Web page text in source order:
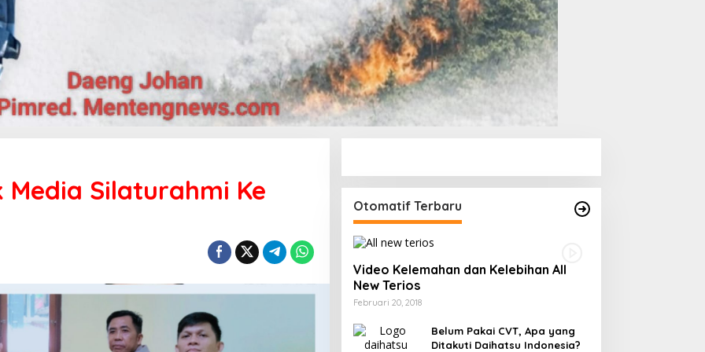
Silaturahmi Ke
Otomatif Terbaru
Video Kelemahan dan Kelebihan All
New Terios
Februari 20, 2018
Belum Pakai CVT, Apa yang
Ditakuti Daihatsu Indonesia?